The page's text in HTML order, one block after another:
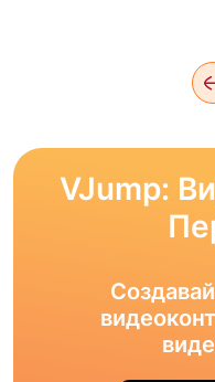
VJump: